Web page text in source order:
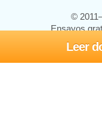
Leer
©
Ensayos